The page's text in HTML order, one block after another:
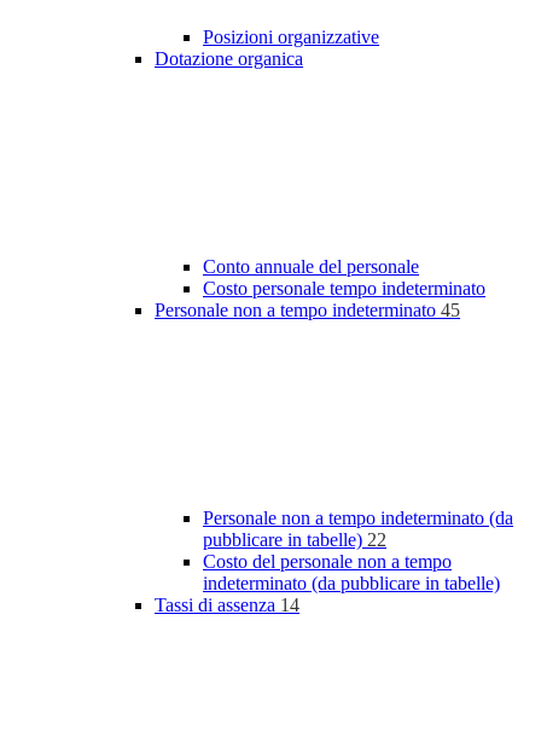
Posizioni organizzative
Dotazione organica
Conto annuale del personale
Costo personale tempo indeterminato
Personale non a tempo indeterminato 45
Personale non a tempo indeterminato (da
pubblicare in tabelle) 22
Costo del personale non a tempo
indeterminato (da pubblicare in tabelle)
Tassi di assenza 14